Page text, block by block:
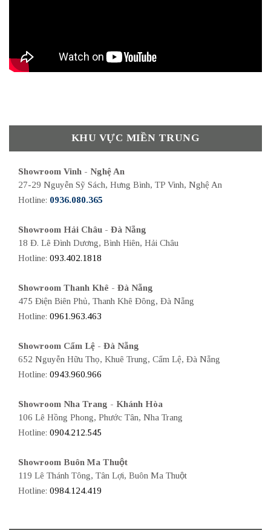
KHU VỰC MIỀN TRUNG
Showroom Vinh - Nghệ An
27-29 Nguyễn Sỹ Sách, Hưng Bình, TP Vinh, Nghệ An
Hotline: 0936.080.365
Showroom Hải Châu - Đà Nẵng
18 Đ. Lê Đình Dương, Bình Hiên, Hải Châu
Hotline: 093.402.1818
Showroom Thanh Khê - Đà Nẵng
475 Điện Biên Phủ, Thanh Khê Đông, Đà Nẵng
Hotline: 0961.963.463
Showroom Cẩm Lệ - Đà Nẵng
652 Nguyễn Hữu Thọ, Khuê Trung, Cẩm Lệ, Đà Nẵng
Hotline: 0943.960.966
Showroom Nha Trang - Khánh Hòa
106 Lê Hồng Phong, Phước Tân, Nha Trang
Hotline: 0904.212.545
Showroom Buôn Ma Thuột
119 Lê Thánh Tông, Tân Lợi, Buôn Ma Thuột
Hotline: 0984.124.419